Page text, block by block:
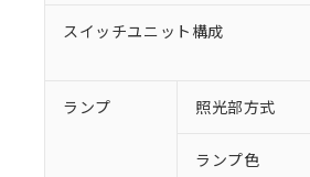
スイッチユニット構成
ランプ 照光部方式
ランプ色